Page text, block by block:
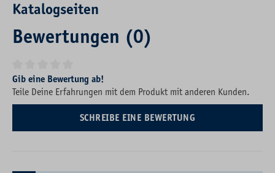
Katalogseiten
Bewertungen (0)
Durchschnittliche Bewertung von 0 von 5 Sternen
Gib eine Bewertung ab!
Teile Deine Erfahrungen mit dem Produkt mit anderen Kunden.
SCHREIBE EINE BEWERTUNG